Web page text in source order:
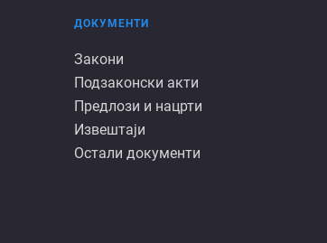
Документи
ДОКУМЕНТИ
Закони
Подзаконски акти
Предлози и нацрти
Извештаји
Остали документи